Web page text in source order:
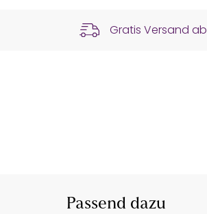
Gratis Versand ab
Passend dazu